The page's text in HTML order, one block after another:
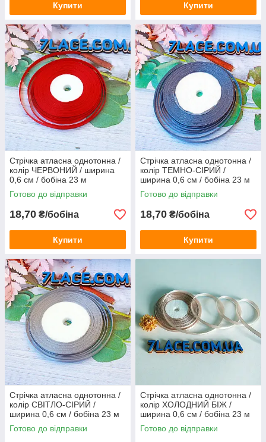
Купити Купити
Стрічка атласна однотонна /
колір ЧЕРВОНИЙ / ширина
0,6 см / бобіна 23 м
Готово до відправки
18,70 ₴/бобіна
Купити
Стрічка атласна однотонна /
колір ТЕМНО-СІРИЙ /
ширина 0,6 см / бобіна 23 м
Готово до відправки
18,70 ₴/бобіна
Купити
Стрічка атласна однотонна /
колір СВІТЛО-СІРИЙ /
ширина 0,6 см / бобіна 23 м
Готово до відправки
Стрічка атласна однотонна /
колір ХОЛОДНИЙ БІЖ /
ширина 0,6 см / бобіна 23 м
Готово до відправки